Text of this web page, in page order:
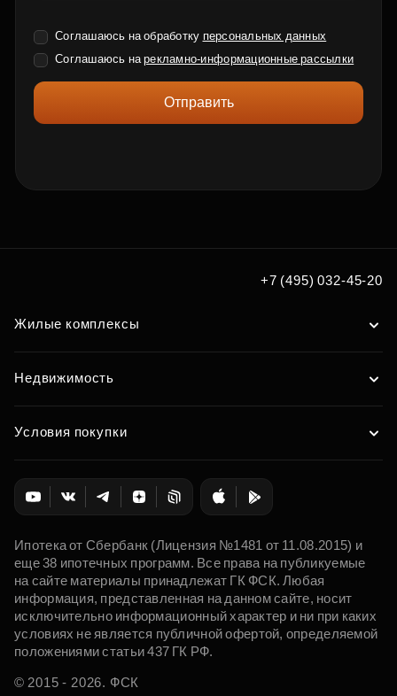
Соглашаюсь на обработку персональных данных
Соглашаюсь нарекламно-информационные рассылки
Отправить
+7 (495) 032-45-20
Жилые комплексы
Недвижимость
Условия покупки
Ипотека от Сбербанк (Лицензия №1481 от 11.08.2015) и
еще 38 ипотечных программ. Все права на публикуемые
на сайте материалы принадлежат ГК ФСК. Любая
информация, представленная на данном сайте, носит
исключительно информационный характер и ни при каких
условиях не является публичной офертой, определяемой
положениями статьи 437 ГК РФ.
© 2015 - 2026. ФСК